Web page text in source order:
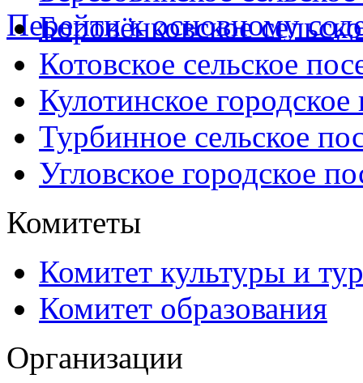
Перейти к основному
Боровёнковское
Котовское сельское
Кулотинское городское
Турбинное сельское
Угловское городское
Комитеты
Комитет культуры и
Комитет образования
Организации